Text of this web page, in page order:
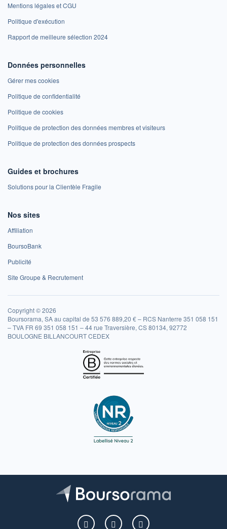
Mentions légales et CGU
Politique d'exécution
Rapport de meilleure sélection 2024
Données personnelles
Gérer mes cookies
Politique de confidentialité
Politique de cookies
Politique de protection des données membres et visiteurs
Politique de protection des données prospects
Guides et brochures
Solutions pour la Clientèle Fragile
Nos sites
Affiliation
BoursoBank
Publicité
Site Groupe & Recrutement
Copyright © 2026
Boursorama, SA au capital de 53 576 889,20 € – RCS Nanterre 351 058 151
– TVA FR 69 351 058 151 – 44 rue Traversière, CS 80134, 92772
BOULOGNE BILLANCOURT CEDEX
Boursorama sur Facebook
Boursorama sur XBoursorama sur